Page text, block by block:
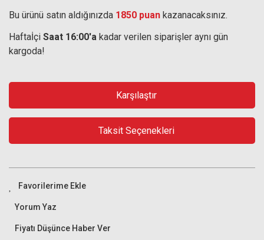
Bu ürünü satın aldığınızda 1850 puan kazanacaksınız.
Haftaİçi Saat 16:00'a kadar verilen siparişler aynı gün
kargoda!
Karşılaştır
Taksit Seçenekleri
Yorum Yaz
Fiyatı Düşünce Haber Ver